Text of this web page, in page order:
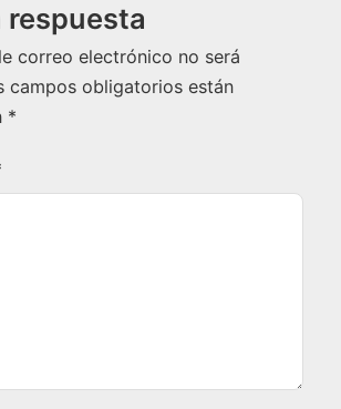
respuesta
correo electrónico no será
campos obligatorios están
*